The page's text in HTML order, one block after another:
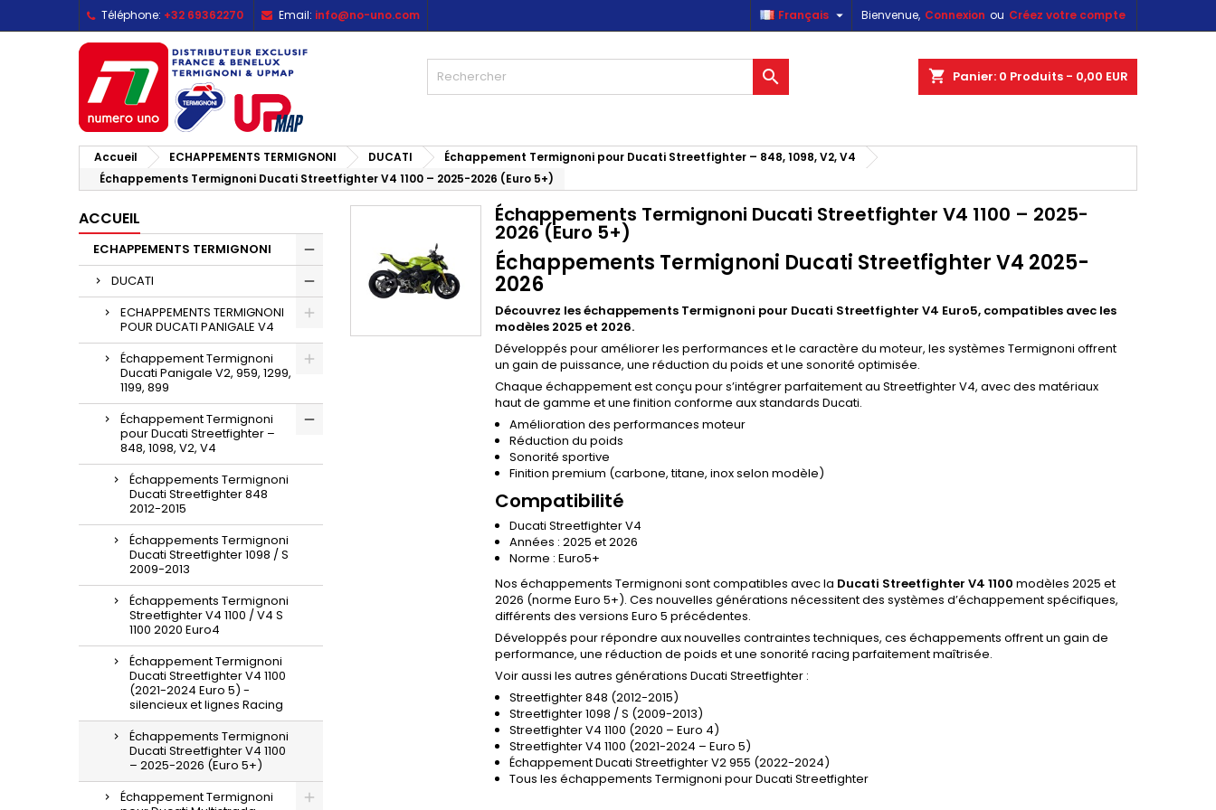
Téléphone: +32 69362270 Email: info@no-uno.com Bienvenue, Connexion ou Créez votre compte
Français 
shopping_cart Panier: 0 Produits - 0,00 EUR

Accueil ECHAPPEMENTS TERMIGNONI DUCATI
Échappement Termignoni pour Ducati Streetfighter – 848, 1098, V2, V4
Échappements Termignoni Ducati Streetfighter V4 1100 – 2025-2026 (Euro 5+)
ACCUEIL
ECHAPPEMENTS TERMIGNONI
DUCATI
ECHAPPEMENTS TERMIGNONI
POUR DUCATI PANIGALE V4
Échappement Termignoni
Ducati Panigale V2, 959, 1299,
1199, 899
Échappement Termignoni
pour Ducati Streetfighter –
848, 1098, V2, V4
Échappements Termignoni
Ducati Streetfighter 848
2012-2015
Échappements Termignoni
Ducati Streetfighter 1098 / S
2009-2013
Échappements Termignoni
Streetfighter V4 1100 / V4 S
1100 2020 Euro4
Échappement Termignoni
Ducati Streetfighter V4 1100
(2021-2024 Euro 5) -
silencieux et lignes Racing
Échappements Termignoni
Ducati Streetfighter V4 1100
– 2025-2026 (Euro 5+)
Échappement Termignoni
Échappements Termignoni Ducati Streetfighter V4 1100 – 2025-
2026 (Euro 5+)
Échappements Termignoni Ducati Streetfighter V4 2025-
2026
Découvrez les échappements Termignoni pour Ducati Streetfighter V4 Euro5, compatibles avec les
modèles 2025 et 2026.
Développés pour améliorer les performances et le caractère du moteur, les systèmes Termignoni offrent
un gain de puissance, une réduction du poids et une sonorité optimisée.
Chaque échappement est conçu pour s’intégrer parfaitement au Streetfighter V4, avec des matériaux
haut de gamme et une finition conforme aux standards Ducati.
Amélioration des performances moteur
Réduction du poids
Sonorité sportive
Finition premium (carbone, titane, inox selon modèle)
Compatibilité
Ducati Streetfighter V4
Années : 2025 et 2026
Norme : Euro5+
Nos échappements Termignoni sont compatibles avec la Ducati Streetfighter V4 1100 modèles 2025 et
2026 (norme Euro 5+). Ces nouvelles générations nécessitent des systèmes d’échappement spécifiques,
différents des versions Euro 5 précédentes.
Développés pour répondre aux nouvelles contraintes techniques, ces échappements offrent un gain de
performance, une réduction de poids et une sonorité racing parfaitement maîtrisée.
Voir aussi les autres générations Ducati Streetfighter :
Streetfighter 848 (2012-2015)
Streetfighter 1098 / S (2009-2013)
Streetfighter V4 1100 (2020 – Euro 4)
Streetfighter V4 1100 (2021-2024 – Euro 5)
Échappement Ducati Streetfighter V2 955 (2022-2024)
Tous les échappements Termignoni pour Ducati Streetfighter
Mes listes d'envies
Créer une nouvelle liste
((modalTitle))
((confirmMessage))
((cancelText)) ((modalDeleteText))
Créer une liste d'envies
Connexion
Vous devez être connecté pour ajouter des produits à votre liste